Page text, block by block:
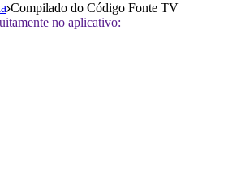
Compilado do Código Fonte TV
no aplicativo: